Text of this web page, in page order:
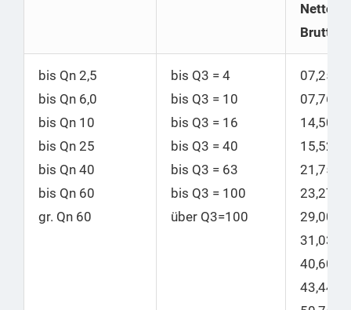
Netto |
Brutto
bis Qn 2,5
bis Qn 6,0
bis Qn 10
bis Qn 25
bis Qn 40
bis Qn 60
gr. Qn 60
bis Q3 = 4
bis Q3 = 10
bis Q3 = 16
bis Q3 = 40
bis Q3 = 63
bis Q3 = 100
über Q3=100
07,25 |
07,76
14,50 |
15,52
21,75 |
23,27
29,00 |
31,03
40,60 |
43,44